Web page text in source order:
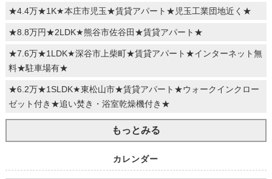
★4.4万★1K★本庄市児玉★賃貸アパート★児玉工業団地近く★
★8.8万円★2LDK★熊谷市佐谷田★賃貸アパート★
★7.6万★1LDK★深谷市上柴町★賃貸アパート★インターネット無
料★駐車場有★
★6.2万★1SLDK★東松山市★賃貸アパート★ウォークインクロー
ゼット付き★追い焚き・浴室乾燥機付き★
もっとみる
カレンダー